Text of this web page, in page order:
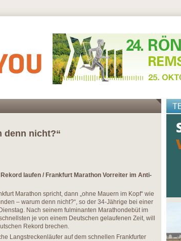
denn nicht?“
laufen / Frankfurt Marathon Vorreiter im Anti-
Marathon spricht, dann „ohne Mauern im Kopf“ wie
– warum denn nicht?“, so der 34-Jährige bei einer
Nach seinem fulminanten Marathondebüt im
je von einem Deutschen gelaufenen Zeit, will
Rekord brechen.
Langstreckenläufer auf dem schnellen Frankfurter